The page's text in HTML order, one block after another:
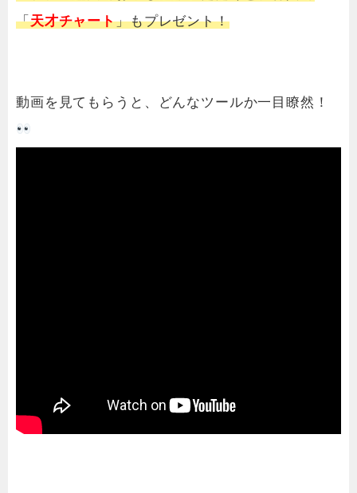
「天才チャート」もプレゼント！
動画を見てもらうと、どんなツールか一目瞭然！